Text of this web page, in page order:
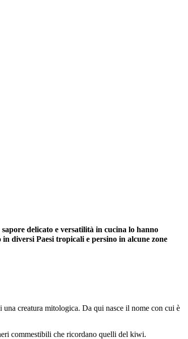
delicato e versatilità in cucina lo hanno
diversi Paesi tropicali e persino in alcune zone
una creatura mitologica. Da qui nasce il nome con cui è
commestibili che ricordano quelli del kiwi.